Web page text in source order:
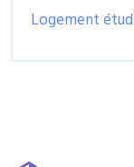
Logement